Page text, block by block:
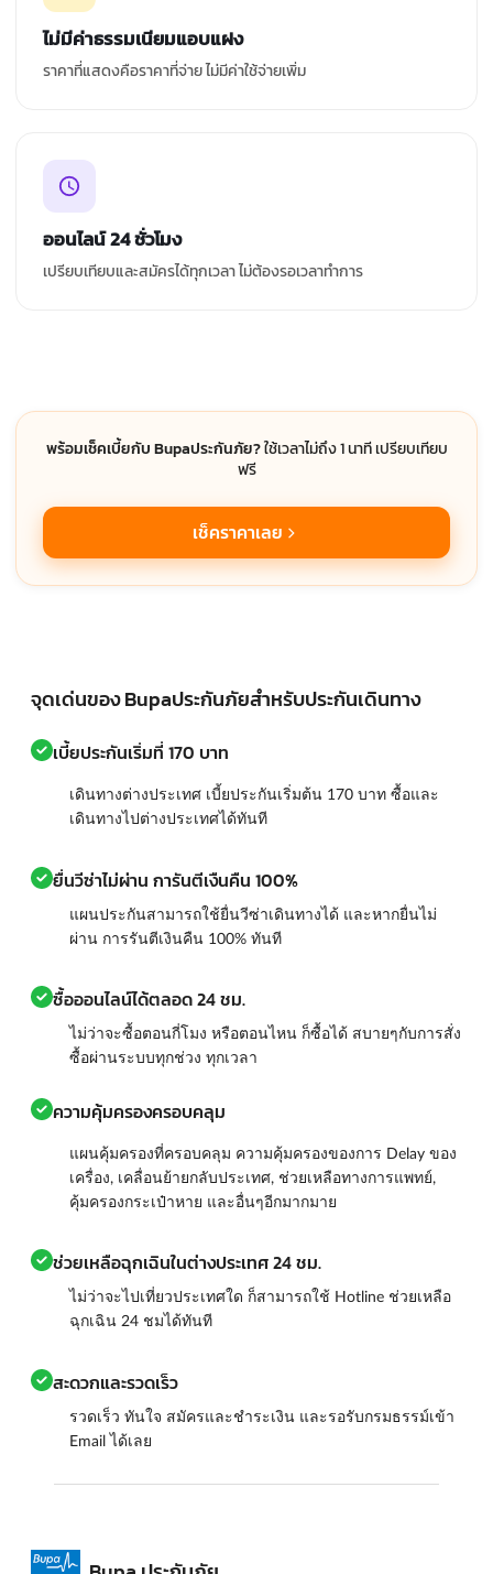
ไม่มีค่าธรรมเนียมแอบแฝง
ราคาที่แสดงคือราคาที่จ่าย ไม่มีค่าใช้จ่ายเพิ่ม
ออนไลน์ 24 ชั่วโมง
เปรียบเทียบและสมัครได้ทุกเวลา ไม่ต้องรอเวลาทำการ
พร้อมเช็คเบี้ยกับ Bupaประกันภัย?ใช้เวลาไม่ถึง 1 นาที เปรียบเทียบ
ฟรี
เช็คราคาเลย
จุดเด่นของ Bupaประกันภัยสำหรับประกันเดินทาง
เบี้ยประกันเริ่มที่ 170 บาท
เดินทางต่างประเทศ เบี้ยประกันเริ่มต้น 170 บาท ซื้อและ
เดินทางไปต่างประเทศได้ทันที
ยื่นวีซ่าไม่ผ่าน การันตีเงืนคืน 100%
แผนประกันสามารถใช้ยื่นวีซ่าเดินทางได้ และหากยื่นไม่
ผ่าน การรันตีเงินคืน 100% ทันที
ซื้อออนไลน์ได้ตลอด 24 ชม.
ไม่ว่าจะซื้อตอนกี่โมง หรือตอนไหน ก็ซื้อได้ สบายๆกับการสั่ง
ซื้อผ่านระบบทุกช่วง ทุกเวลา
ความคุ้มครองครอบคลุม
แผนคุ้มครองที่ครอบคลุม ความคุ้มครองของการ Delay ของ
เครื่อง, เคลื่อนย้ายกลับประเทศ, ช่วยเหลือทางการแพทย์,
คุ้มครองกระเป๋าหาย และอื่นๆอีกมากมาย
ช่วยเหลือฉุกเฉินในต่างประเทศ 24 ชม.
ไม่ว่าจะไปเที่ยวประเทศใด ก็สามารถใช้ Hotline ช่วยเหลือ
ฉุกเฉิน 24 ชมได้ทันที
สะดวกและรวดเร็ว
รวดเร็ว ทันใจ สมัครและชำระเงิน และรอรับกรมธรรม์เข้า
Email ได้เลย